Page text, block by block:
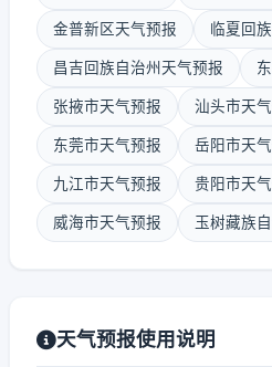
金普新区天气预报 临夏回
昌吉回族自治州天气预报
张掖市天气预报 汕头市天
东莞市天气预报 岳阳市天
九江市天气预报 贵阳市天
威海市天气预报 玉树藏族
天气预报使用说明